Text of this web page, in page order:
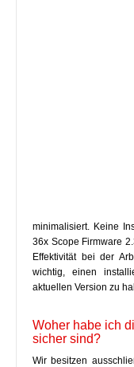
minimalisiert. Keine
36x Scope Firmware
Effektivität bei der
wichtig, einen
aktuellen Version zu
Woher habe ich
sicher sind?
Wir besitzen